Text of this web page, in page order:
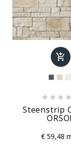

   
Steenstrip
€ 59,48